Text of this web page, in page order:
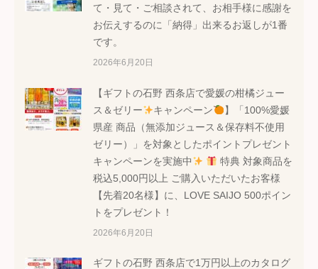
て・見て・ご相談されて、お相手様に感謝を
お伝えするのに「納得」出来るお返しが1番
です。
2026年6月20日
【ギフトの石野 西条店で愛媛の柑橘ジュー
ス＆ゼリー
キャンペーン
】「100%愛媛
県産 商品（無添加ジュース＆保存料不使用
ゼリー）」を対象としたポイントプレゼント
キャンペーンを実施中
特典 対象商品を
税込5,000円以上 ご購入いただいたお客様
【先着20名様】に、LOVE SAIJO 500ポイン
トをプレゼント！
2026年6月20日
ギフトの石野 西条店で1万円以上のカタログ